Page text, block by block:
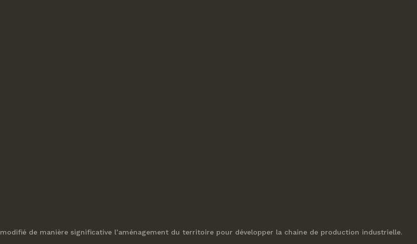
de manière significative l’aménagement du territoire pour développer la chaine de production industrielle.